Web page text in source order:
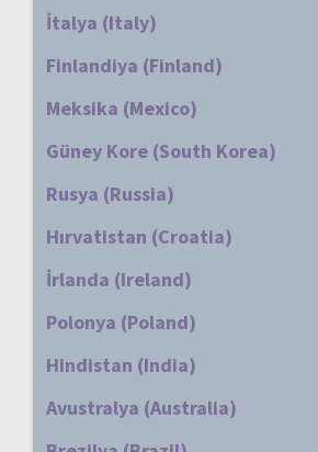
İtalya (Italy)
Finlandiya (Finland)
Meksika (Mexico)
Güney Kore (South Korea)
Rusya (Russia)
Hırvatistan (Croatia)
İrlanda (Ireland)
Polonya (Poland)
Hindistan (India)
Avustralya (Australia)